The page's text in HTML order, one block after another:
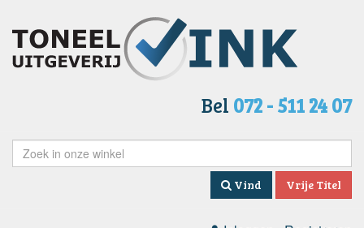
Bel 072 - 511 24 07
Vind Vrije Titel